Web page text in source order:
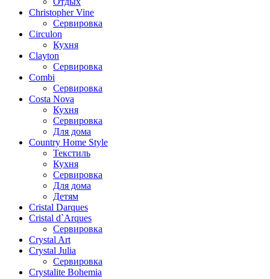
Christopher Vine
Сервировка
Circulon
Кухня
Clayton
Сервировка
Combi
Сервировка
Costa Nova
Кухня
Сервировка
Для дома
Country Home Style
Текстиль
Кухня
Сервировка
Для дома
Детям
Cristal Darques
Cristal d`Arques
Сервировка
Crystal Art
Crystal Julia
Сервировка
Crystalite Bohemia